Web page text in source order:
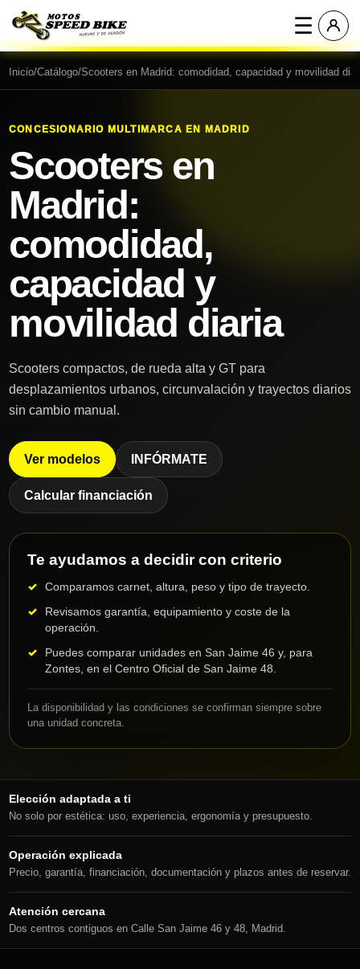
☰
Inicio/Catálogo/Scooters en Madrid: comodidad, capacidad y movilidad
CONCESIONARIO MULTIMARCA EN MADRID
Scooters en
Madrid:
comodidad,
capacidad y
movilidad diaria
Scooters compactos, de rueda alta y GT para
desplazamientos urbanos, circunvalación y trayectos diarios
sin cambio manual.
Ver modelos INFÓRMATE
Calcular financiación
Te ayudamos a decidir con criterio
Comparamos carnet, altura, peso y tipo de trayecto.
Revisamos garantía, equipamiento y coste de la
operación.
Puedes comparar unidades en San Jaime 46 y, para
Zontes, en el Centro Oficial de San Jaime 48.
La disponibilidad y las condiciones se confirman siempre sobre
una unidad concreta.
Elección adaptada a ti
No solo por estética: uso, experiencia, ergonomía y presupuesto.
Operación explicada
Precio, garantía, financiación, documentación y plazos antes de reservar.
Atención cercana
Dos centros contiguos en Calle San Jaime 46 y 48, Madrid.